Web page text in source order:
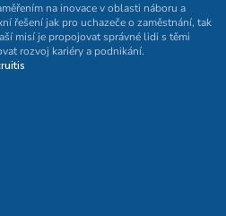
na inovace v oblasti náboru a
řešení jak pro uchazeče o zaměstnání, tak
misí je propojovat správné lidi s těmi
rozvoj kariéry a podnikání.